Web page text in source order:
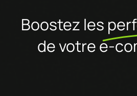
Boostez les
de votre e-